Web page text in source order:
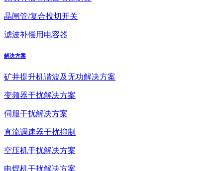
晶闸管/复合投切开关
滤波补偿用电容器
解决方案
矿井提升机谐波及无功解决方案
变频器干扰解决方案
伺服干扰解决方案
直流调速器干扰抑制
空压机干扰解决方案
电焊机干扰解决方案